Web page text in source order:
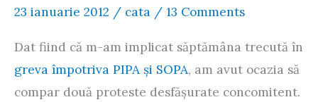
23 ianuarie 2012 / cata / 13 Comments
Dat fiind că m-am implicat săptămâna trecută în
greva împotriva PIPA și SOPA, am avut ocazia să
compar două proteste desfășurate concomitent.